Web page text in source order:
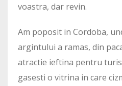
voastra, dar revin.
Am poposit in Cordoba,
argintului a ramas, din
atractie ieftina pentru
gasesti o vitrina in care